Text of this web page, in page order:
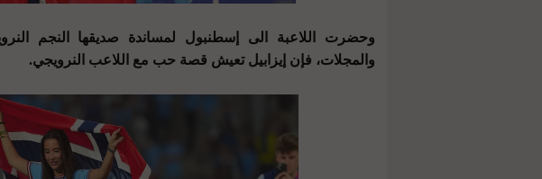
وحضرت اللاعبة الى إسطنبول لمساندة صديقها النجم
والمجلات، فإن إيزابيل تعيش قصة حب مع اللاعب النرويجي.